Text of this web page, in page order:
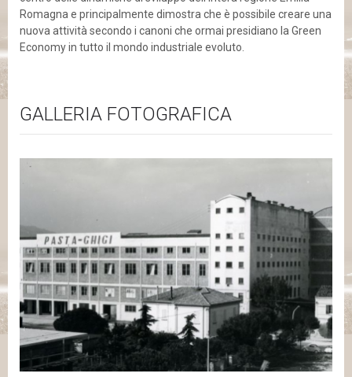
Romagna e principalmente dimostra che è possibile creare una
nuova attività secondo i canoni che ormai presidiano la Green
Economy in tutto il mondo industriale evoluto.
GALLERIA FOTOGRAFICA